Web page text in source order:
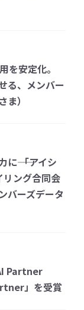
を安定化。
る、メンバー
）
―― 「アイシ
リング合同会
バーズデータ
Partner
」を受賞